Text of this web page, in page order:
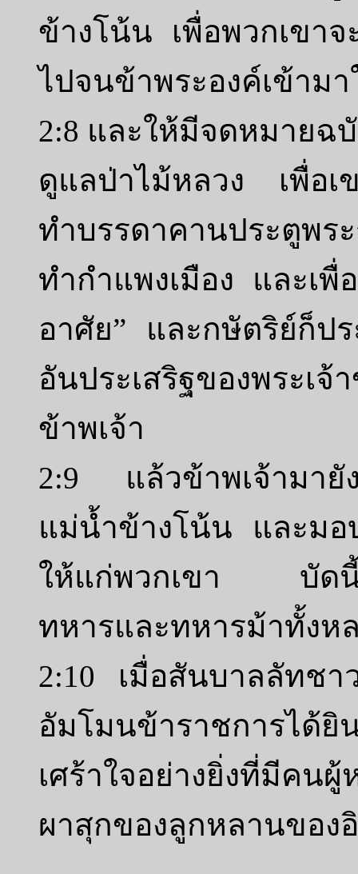
ข้างโน้น เพื่อพวกเขา
ไปจนข้าพระองค์เข้าม
2:8 และให้มีจดหมายฉ
ดูแลป่าไม้หลวง เพื่อเ
ทำบรรดาคานประตูพ
ทำกำแพงเมือง และเพื่
อาศัย” และกษัตริย์ก็ป
อันประเสริฐของพระเจ้
ข้าพเจ้า
2:9 แล้วข้าพเจ้ามายั
แม่น้ำข้างโน้น และมอ
ให้แก่พวกเขา บัดนี้ก
ทหารและทหารม้าทั้งห
2:10 เมื่อสันบาลลัทช
อัมโมนข้าราชการได้
เศร้าใจอย่างยิ่งที่มีคน
ผาสุกของลูกหลานของ